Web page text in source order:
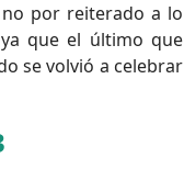
por reiterado a lo
que el último que
se volvió a celebrar